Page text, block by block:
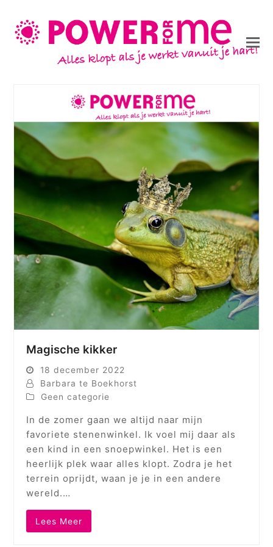
Magische kikker
18 december 2022
Barbara te Boekhorst
Geen categorie
In de zomer gaan we altijd naar mijn
favoriete stenenwinkel. Ik voel mij daar als
een kind in een snoepwinkel. Het is een
heerlijk plek waar alles klopt. Zodra je het
terrein oprijdt, waan je je in een andere
wereld.…
Lees Meer